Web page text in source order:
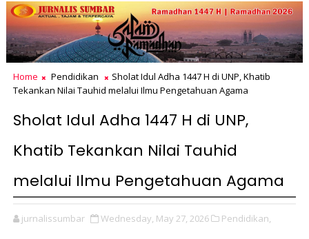
Home Pendidikan
Sholat Idul Adha 1447 H di UNP, Khatib
Tekankan Nilai Tauhid melalui Ilmu Pengetahuan Agama
Sholat Idul Adha 1447 H di UNP,
Khatib Tekankan Nilai Tauhid
melalui Ilmu Pengetahuan Agama
jurnalissumbar Wednesday, May 27, 2026 Pendidikan,